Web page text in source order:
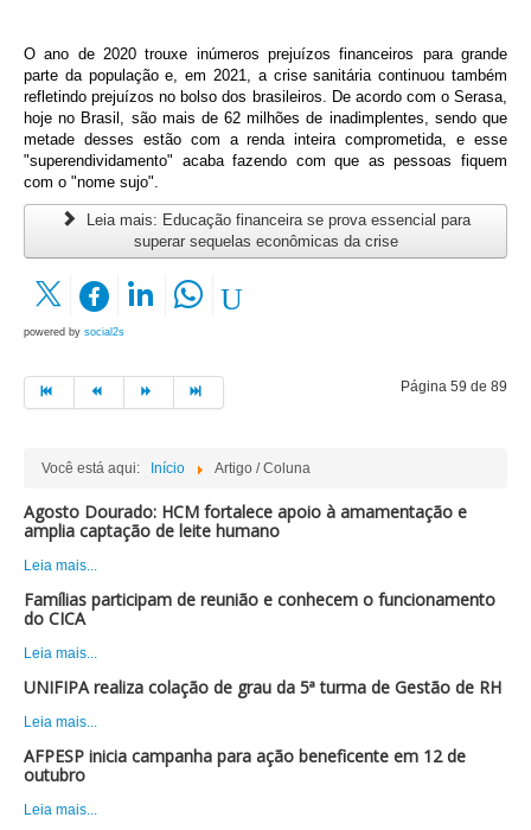
O ano de 2020 trouxe inúmeros prejuízos financeiros para grande
parte da população e, em 2021, a crise sanitária continuou também
refletindo prejuízos no bolso dos brasileiros. De acordo com o Serasa,
hoje no Brasil, são mais de 62 milhões de inadimplentes, sendo que
metade desses estão com a renda inteira comprometida, e esse
"superendividamento" acaba fazendo com que as pessoas fiquem
com o "nome sujo".
Leia mais: Educação financeira se prova essencial para
superar sequelas econômicas da crise
powered by social2s
Página 59 de 89
Você está aqui: Início Artigo / Coluna
Agosto Dourado: HCM fortalece apoio à amamentação e
amplia captação de leite humano
Leia mais...
Famílias participam de reunião e conhecem o funcionamento
do CICA
Leia mais...
UNIFIPA realiza colação de grau da 5ª turma de Gestão de RH
Leia mais...
AFPESP inicia campanha para ação beneficente em 12 de
outubro
Leia mais...